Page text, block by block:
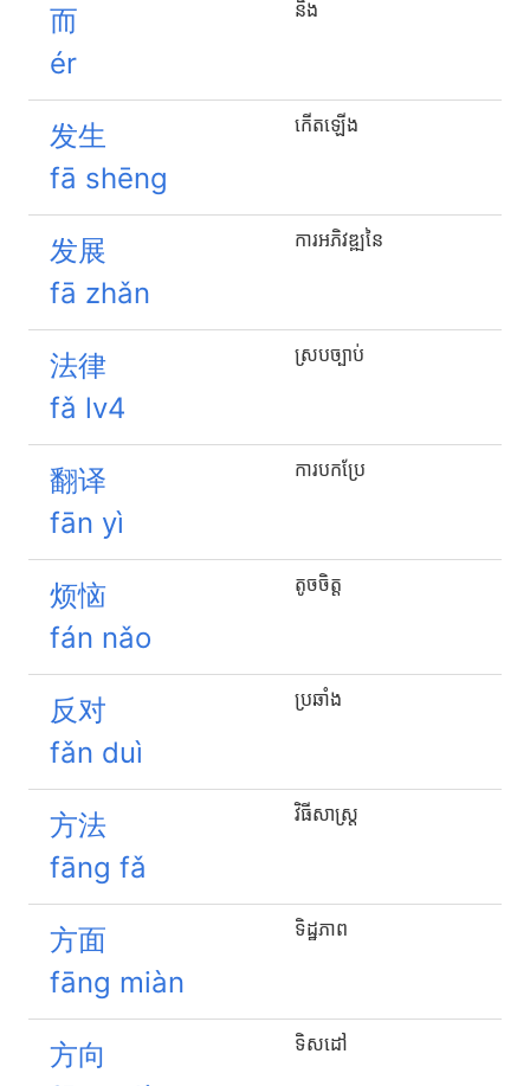
而
ér
និង
发生
fā shēng
កើតឡើង
发展
fā zhǎn
ការអភិវឌ្ឍនៃ
法律
fǎ lv4
ស្របច្បាប់
翻译
fān yì
ការបកប្រែ
烦恼
fán nǎo
តូចចិត្ត
反对
fǎn duì
ប្រឆាំង
方法
fāng fǎ
វិធីសាស្រ្ត
方面
fāng miàn
ទិដ្ឋភាព
方向
ទិសដៅ